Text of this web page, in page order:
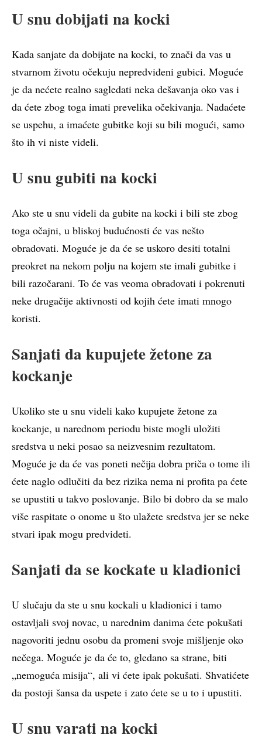
U snu dobijati na kocki
Kada sanjate da dobijate na kocki, to znači da vas u
stvarnom životu očekuju nepredviđeni gubici. Moguće
je da nećete realno sagledati neka dešavanja oko vas i
da ćete zbog toga imati prevelika očekivanja. Nadaćete
se uspehu, a imaćete gubitke koji su bili mogući, samo
što ih vi niste videli.
U snu gubiti na kocki
Ako ste u snu videli da gubite na kocki i bili ste zbog
toga očajni, u bliskoj budućnosti će vas nešto
obradovati. Moguće je da će se uskoro desiti totalni
preokret na nekom polju na kojem ste imali gubitke i
bili razočarani. To će vas veoma obradovati i pokrenuti
neke drugačije aktivnosti od kojih ćete imati mnogo
koristi.
Sanjati da kupujete žetone za
kockanje
Ukoliko ste u snu videli kako kupujete žetone za
kockanje, u narednom periodu biste mogli uložiti
sredstva u neki posao sa neizvesnim rezultatom.
Moguće je da će vas poneti nečija dobra priča o tome ili
ćete naglo odlučiti da bez rizika nema ni profita pa ćete
se upustiti u takvo poslovanje. Bilo bi dobro da se malo
više raspitate o onome u što ulažete sredstva jer se neke
stvari ipak mogu predvideti.
Sanjati da se kockate u kladionici
U slučaju da ste u snu kockali u kladionici i tamo
ostavljali svoj novac, u narednim danima ćete pokušati
nagovoriti jednu osobu da promeni svoje mišljenje oko
nečega. Moguće je da će to, gledano sa strane, biti
„nemoguća misija“, ali vi ćete ipak pokušati. Shvatićete
da postoji šansa da uspete i zato ćete se u to i upustiti.
U snu varati na kocki